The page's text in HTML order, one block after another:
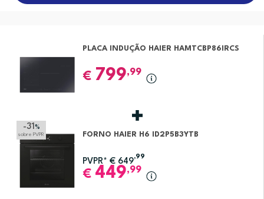
PLACA INDUÇÃO HAIER HAMTCBP86IRCS
€ 799,99
-31 %
sobre PVPR FORNO HAIER H6 ID2P5B3YTB
PVPR* € 649
,99
€ 449,99